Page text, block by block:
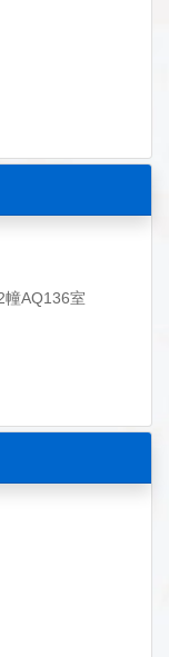
幢AQ136室